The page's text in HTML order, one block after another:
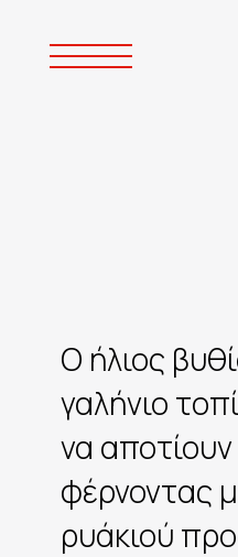
Ο ήλιος
γαλήνιο
να
φέρνοντας
ρυάκιού